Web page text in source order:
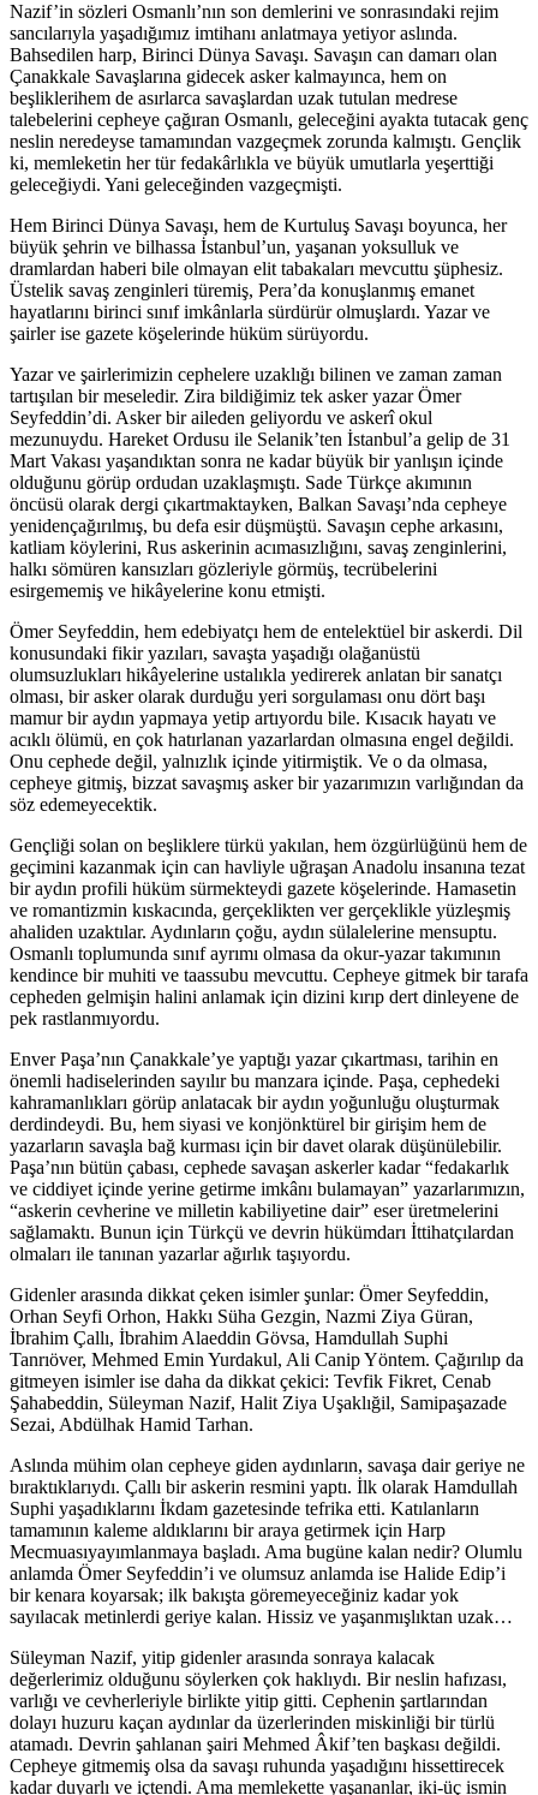
Nazif’in sözleri Osmanlı’nın son demlerini ve sonrasındaki rejim
sancılarıyla yaşadığımız imtihanı anlatmaya yetiyor aslında.
Bahsedilen harp, Birinci Dünya Savaşı. Savaşın can damarı olan
Çanakkale Savaşlarına gidecek asker kalmayınca, hem on
beşliklerihem de asırlarca savaşlardan uzak tutulan medrese
talebelerini cepheye çağıran Osmanlı, geleceğini ayakta tutacak genç
neslin neredeyse tamamından vazgeçmek zorunda kalmıştı. Gençlik
ki, memleketin her tür fedakârlıkla ve büyük umutlarla yeşerttiği
geleceğiydi. Yani geleceğinden vazgeçmişti.
Hem Birinci Dünya Savaşı, hem de Kurtuluş Savaşı boyunca, her
büyük şehrin ve bilhassa İstanbul’un, yaşanan yoksulluk ve
dramlardan haberi bile olmayan elit tabakaları mevcuttu şüphesiz.
Üstelik savaş zenginleri türemiş, Pera’da konuşlanmış emanet
hayatlarını birinci sınıf imkânlarla sürdürür olmuşlardı. Yazar ve
şairler ise gazete köşelerinde hüküm sürüyordu.
Yazar ve şairlerimizin cephelere uzaklığı bilinen ve zaman zaman
tartışılan bir meseledir. Zira bildiğimiz tek asker yazar Ömer
Seyfeddin’di. Asker bir aileden geliyordu ve askerî okul
mezunuydu. Hareket Ordusu ile Selanik’ten İstanbul’a gelip de 31
Mart Vakası yaşandıktan sonra ne kadar büyük bir yanlışın içinde
olduğunu görüp ordudan uzaklaşmıştı. Sade Türkçe akımının
öncüsü olarak dergi çıkartmaktayken, Balkan Savaşı’nda cepheye
yenidençağırılmış, bu defa esir düşmüştü. Savaşın cephe arkasını,
katliam köylerini, Rus askerinin acımasızlığını, savaş zenginlerini,
halkı sömüren kansızları gözleriyle görmüş, tecrübelerini
esirgememiş ve hikâyelerine konu etmişti.
Ömer Seyfeddin, hem edebiyatçı hem de entelektüel bir askerdi. Dil
konusundaki fikir yazıları, savaşta yaşadığı olağanüstü
olumsuzlukları hikâyelerine ustalıkla yedirerek anlatan bir sanatçı
olması, bir asker olarak durduğu yeri sorgulaması onu dört başı
mamur bir aydın yapmaya yetip artıyordu bile. Kısacık hayatı ve
acıklı ölümü, en çok hatırlanan yazarlardan olmasına engel değildi.
Onu cephede değil, yalnızlık içinde yitirmiştik. Ve o da olmasa,
cepheye gitmiş, bizzat savaşmış asker bir yazarımızın varlığından da
söz edemeyecektik.
Gençliği solan on beşliklere türkü yakılan, hem özgürlüğünü hem de
geçimini kazanmak için can havliyle uğraşan Anadolu insanına tezat
bir aydın profili hüküm sürmekteydi gazete köşelerinde. Hamasetin
ve romantizmin kıskacında, gerçeklikten ver gerçeklikle yüzleşmiş
ahaliden uzaktılar. Aydınların çoğu, aydın sülalelerine mensuptu.
Osmanlı toplumunda sınıf ayrımı olmasa da okur-yazar takımının
kendince bir muhiti ve taassubu mevcuttu. Cepheye gitmek bir tarafa
cepheden gelmişin halini anlamak için dizini kırıp dert dinleyene de
pek rastlanmıyordu.
Enver Paşa’nın Çanakkale’ye yaptığı yazar çıkartması, tarihin en
önemli hadiselerinden sayılır bu manzara içinde. Paşa, cephedeki
kahramanlıkları görüp anlatacak bir aydın yoğunluğu oluşturmak
derdindeydi. Bu, hem siyasi ve konjönktürel bir girişim hem de
yazarların savaşla bağ kurması için bir davet olarak düşünülebilir.
Paşa’nın bütün çabası, cephede savaşan askerler kadar “fedakarlık
ve ciddiyet içinde yerine getirme imkânı bulamayan” yazarlarımızın,
“askerin cevherine ve milletin kabiliyetine dair” eser üretmelerini
sağlamaktı. Bunun için Türkçü ve devrin hükümdarı İttihatçılardan
olmaları ile tanınan yazarlar ağırlık taşıyordu.
Gidenler arasında dikkat çeken isimler şunlar: Ömer Seyfeddin,
Orhan Seyfi Orhon, Hakkı Süha Gezgin, Nazmi Ziya Güran,
İbrahim Çallı, İbrahim Alaeddin Gövsa, Hamdullah Suphi
Tanrıöver, Mehmed Emin Yurdakul, Ali Canip Yöntem. Çağırılıp da
gitmeyen isimler ise daha da dikkat çekici: Tevfik Fikret, Cenab
Şahabeddin, Süleyman Nazif, Halit Ziya Uşaklığil, Samipaşazade
Sezai, Abdülhak Hamid Tarhan.
Aslında mühim olan cepheye giden aydınların, savaşa dair geriye ne
bıraktıklarıydı. Çallı bir askerin resmini yaptı. İlk olarak Hamdullah
Suphi yaşadıklarını İkdam gazetesinde tefrika etti. Katılanların
tamamının kaleme aldıklarını bir araya getirmek için Harp
Mecmuasıyayımlanmaya başladı. Ama bugüne kalan nedir? Olumlu
anlamda Ömer Seyfeddin’i ve olumsuz anlamda ise Halide Edip’i
bir kenara koyarsak; ilk bakışta göremeyeceğiniz kadar yok
sayılacak metinlerdi geriye kalan. Hissiz ve yaşanmışlıktan uzak…
Süleyman Nazif, yitip gidenler arasında sonraya kalacak
değerlerimiz olduğunu söylerken çok haklıydı. Bir neslin hafızası,
varlığı ve cevherleriyle birlikte yitip gitti. Cephenin şartlarından
dolayı huzuru kaçan aydınlar da üzerlerinden miskinliği bir türlü
atamadı. Devrin şahlanan şairi Mehmed Âkif’ten başkası değildi.
Cepheye gitmemiş olsa da savaşı ruhunda yaşadığını hissettirecek
kadar duyarlı ve içtendi. Ama memlekette yaşananlar, iki-üç ismin